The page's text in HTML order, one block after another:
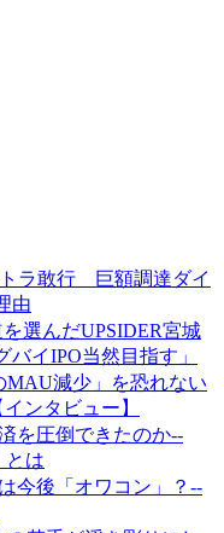
トラ敢行 巨額調達ダイ
由
選んだUPSIDER宮城
イIPO当然目指す」
MAU減少」を恐れない
ンタビュー】
を圧倒できたのか--
とは
今後「オワコン」？--